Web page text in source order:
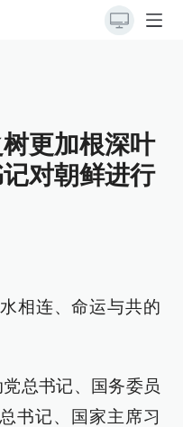
更加根深叶
对朝鲜进行
相连、命运与共的
总书记、国务委员
书记、国家主席习